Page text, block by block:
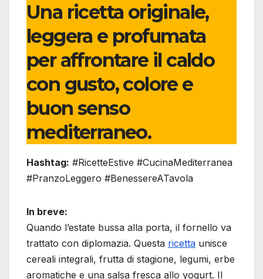
Una ricetta originale,
leggera e profumata
per affrontare il caldo
con gusto, colore e
buon senso
mediterraneo.
Hashtag: #RicetteEstive #CucinaMediterranea
#PranzoLeggero #BenessereATavola
In breve:
Quando l’estate bussa alla porta, il fornello va
trattato con diplomazia. Questa ricetta unisce
cereali integrali, frutta di stagione, legumi, erbe
aromatiche e una salsa fresca allo yogurt. Il